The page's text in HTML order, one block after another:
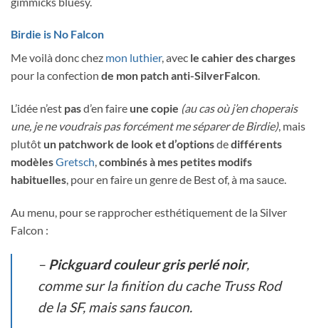
Birdie is No Falcon
Me voilà donc chez mon luthier, avec le cahier des charges
pour la confection de mon patch anti-SilverFalcon.
L’idée n’est pasd’en faire une copie (au cas où j’en choperais
une, je ne voudrais pas forcément me séparer de Birdie), mais
plutôt un patchwork de look et d’optionsdedifférents
modèlesGretsch,combinés à mes petites modifs
habituelles, pour en faire un genre de Best of, à ma sauce.
Au menu, pour se rapprocher esthétiquement de la Silver
Falcon :
– Pickguard couleur gris perlé noir,
comme sur la finition du cache Truss Rod
de la SF, mais sans faucon.